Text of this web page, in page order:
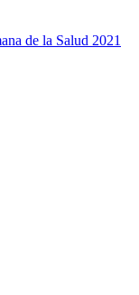
de la Salud 2021